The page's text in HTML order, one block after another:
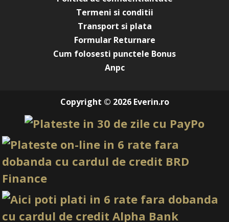
Termeni si conditii
Transport si plata
Formular Returnare
Cum folosesti punctele Bonus
Anpc
Copyright © 2026 Everin.ro